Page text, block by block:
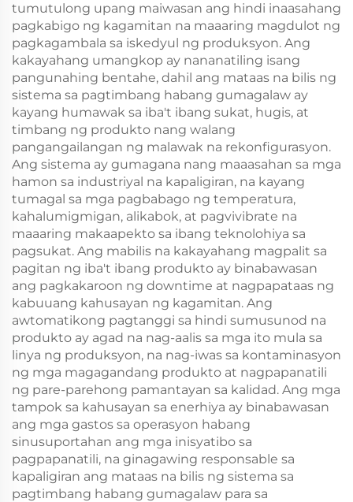
tumutulong upang maiwasan ang hindi inaasahang
pagkabigo ng kagamitan na maaaring magdulot ng
pagkagambala sa iskedyul ng produksyon. Ang
kakayahang umangkop ay nananatiling isang
pangunahing bentahe, dahil ang mataas na bilis ng
sistema sa pagtimbang habang gumagalaw ay
kayang humawak sa iba't ibang sukat, hugis, at
timbang ng produkto nang walang
pangangailangan ng malawak na rekonfigurasyon.
Ang sistema ay gumagana nang maaasahan sa mga
hamon sa industriyal na kapaligiran, na kayang
tumagal sa mga pagbabago ng temperatura,
kahalumigmigan, alikabok, at pagvivibrate na
maaaring makaapekto sa ibang teknolohiya sa
pagsukat. Ang mabilis na kakayahang magpalit sa
pagitan ng iba't ibang produkto ay binabawasan
ang pagkakaroon ng downtime at nagpapataas ng
kabuuang kahusayan ng kagamitan. Ang
awtomatikong pagtanggi sa hindi sumusunod na
produkto ay agad na nag-aalis sa mga ito mula sa
linya ng produksyon, na nag-iwas sa kontaminasyon
ng mga magagandang produkto at nagpapanatili
ng pare-parehong pamantayan sa kalidad. Ang mga
tampok sa kahusayan sa enerhiya ay binabawasan
ang mga gastos sa operasyon habang
sinusuportahan ang mga inisyatibo sa
pagpapanatili, na ginagawing responsable sa
kapaligiran ang mataas na bilis ng sistema sa
pagtimbang habang gumagalaw para sa